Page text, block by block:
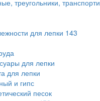
треугольники,
для лепки 143
для лепки
для лепки
и гипс
песок